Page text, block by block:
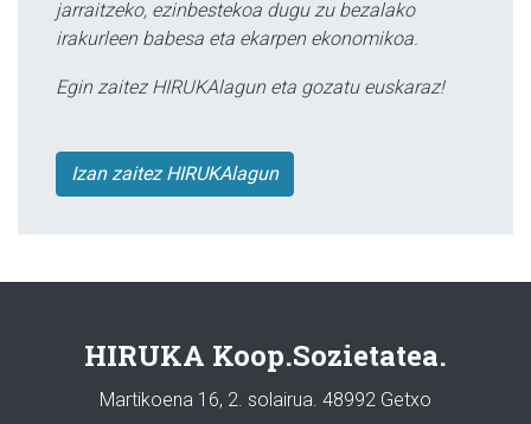
jarraitzeko, ezinbestekoa dugu zu bezalako
irakurleen babesa eta ekarpen ekonomikoa.
Egin zaitez HIRUKAlagun eta gozatu euskaraz!
Izan zaitez HIRUKAlagun
HIRUKA Koop.Sozietatea.
Martikoena 16, 2. solairua. 48992 Getxo